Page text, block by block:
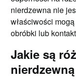
nierdzewna nie
właściwości
obróbki lub
Jakie są